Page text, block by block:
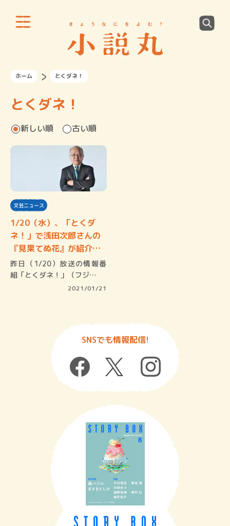
ホーム とくダネ！
とくダネ！
新しい順 古い順
文芸ニュース
1/20（水）、「とくダ
ネ！」で浅田次郎さんの
『見果てぬ花』が紹介さ
れ…
昨日（1/20）放送の情報番
組「とくダネ！」（フジ…
2021/01/21
SNSでも情報配信!